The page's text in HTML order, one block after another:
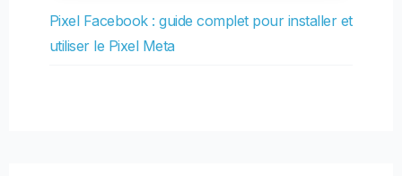
Pixel Facebook : guide complet pour installer et
utiliser le Pixel Meta